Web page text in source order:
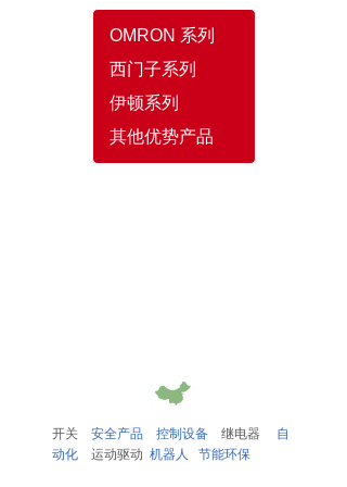
OMRON 系列
西门子系列
伊顿系列
其他优势产品
开关 安全产品 控制设备 继电器
自
动化
运动驱动 机器人 节能环保